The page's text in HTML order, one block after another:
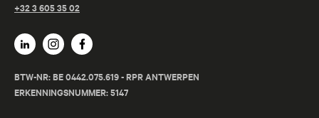
+32 3 605 35 02
BTW-NR: BE 0442.075.619 - RPR ANTWERPEN
ERKENNINGSNUMMER: 5147